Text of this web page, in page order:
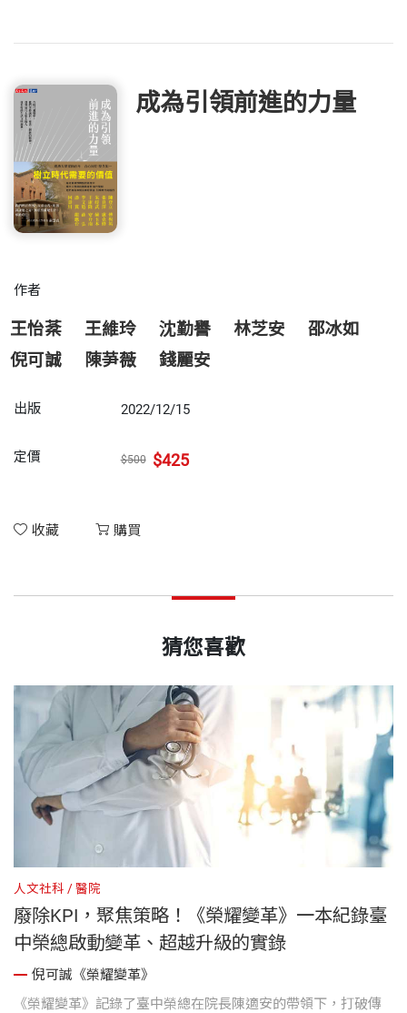
成為引領前進的力量
作者
王怡棻 王維玲 沈勤譽 林芝安
邵冰如
倪可誠
陳芛薇 錢麗安
出版 2022/12/15
定價 $500 $425
收藏 購買
猜您喜歡
人文社科 醫院
廢除KPI，聚焦策略！《榮耀變革》一本紀錄臺
中榮總啟動變革、超越升級的實錄
倪可誠《榮耀變革》
《榮耀變革》記錄了臺中榮總在院長陳適安的帶領下，打破傳